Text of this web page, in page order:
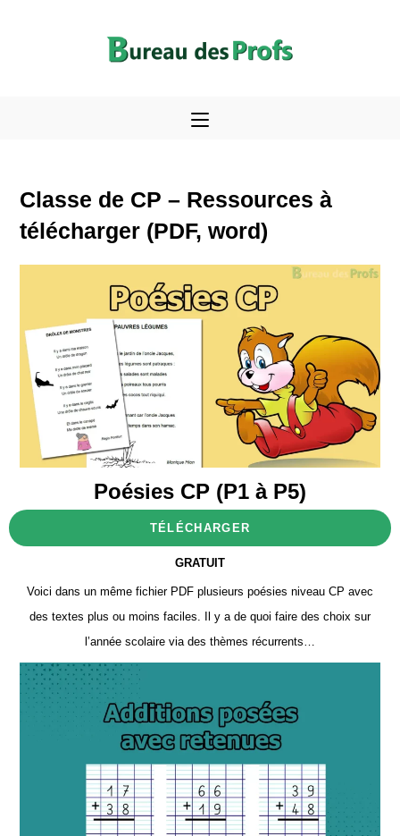
Classe de CP – Ressources à
télécharger (PDF, word)
Poésies CP (P1 à P5)
TÉLÉCHARGER
GRATUIT
Voici dans un même fichier PDF plusieurs poésies niveau CP avec
des textes plus ou moins faciles. Il y a de quoi faire des choix sur
l’année scolaire via des thèmes récurrents…